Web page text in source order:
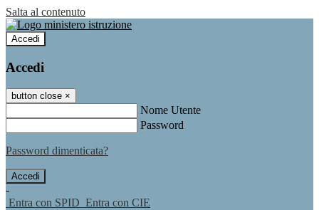
Salta al contenuto
Accedi
Accedi
button close ×
Nome Utente
Password
Password dimenticata?
-
Entra con SPID Entra con CIE